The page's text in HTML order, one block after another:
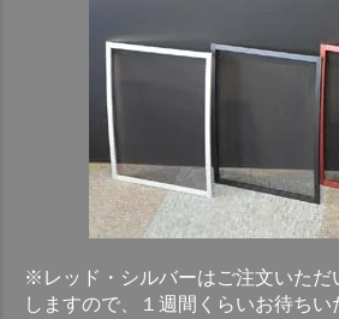
※レッド・シルバーはご注文いただ
しますので、１週間くらいお待ちい